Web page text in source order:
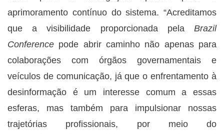
aprimoramento contínuo do sistema. “Acreditamos
que a visibilidade proporcionada pela Brazil
Conference pode abrir caminho não apenas para
colaborações com órgãos governamentais e
veículos de comunicação, já que o enfrentamento à
desinformação é um interesse comum a essas
esferas, mas também para impulsionar nossas
trajetórias profissionais, por meio do